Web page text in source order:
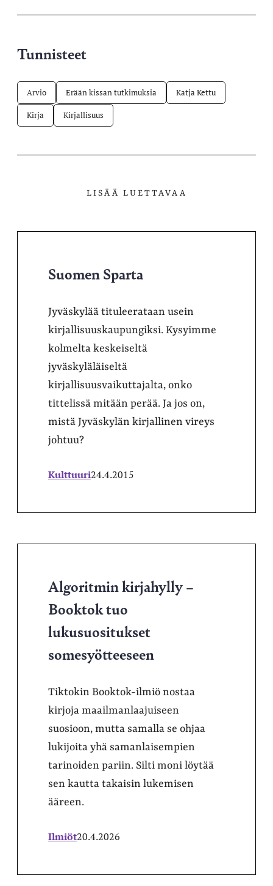
Tunnisteet
Arvio Erään kissan tutkimuksia Katja Kettu
Kirja Kirjallisuus
LISÄÄ LUETTAVAA
Suomen Sparta
Jyväskylää tituleerataan usein
kirjallisuuskaupungiksi. Kysyimme
kolmelta keskeiseltä
jyväskyläläiseltä
kirjallisuusvaikuttajalta, onko
tittelissä mitään perää. Ja jos on,
mistä Jyväskylän kirjallinen vireys
johtuu?
Kulttuuri24.4.2015
Algoritmin kirjahylly –
Booktok tuo
lukusuositukset
somesyötteeseen
Tiktokin Booktok-ilmiö nostaa
kirjoja maailmanlaajuiseen
suosioon, mutta samalla se ohjaa
lukijoita yhä samanlaisempien
tarinoiden pariin. Silti moni löytää
sen kautta takaisin lukemisen
ääreen.
Ilmiöt20.4.2026